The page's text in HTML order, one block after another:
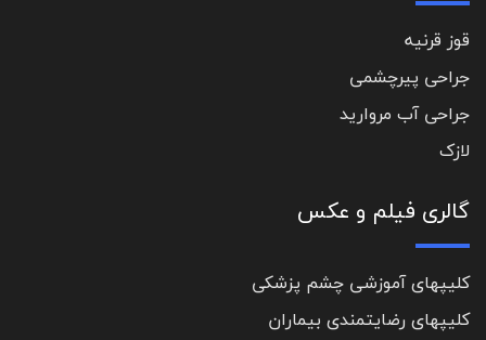
قوز قرنیه
جراحی پیرچشمی
جراحی آب مروارید
لازک
گالری فیلم و عکس
کلیپهای آموزشی چشم پزشکی
کلیپهای رضایتمندی بیماران